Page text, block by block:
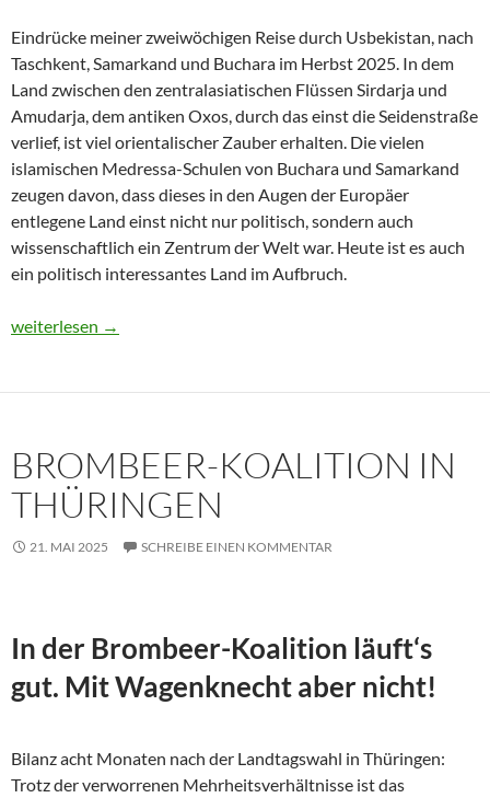
Eindrücke meiner zweiwöchigen Reise durch Usbekistan, nach
Taschkent, Samarkand und Buchara im Herbst 2025. In dem
Land zwischen den zentralasiatischen Flüssen Sirdarja und
Amudarja, dem antiken Oxos, durch das einst die Seidenstraße
verlief, ist viel orientalischer Zauber erhalten. Die vielen
islamischen Medressa-Schulen von Buchara und Samarkand
zeugen davon, dass dieses in den Augen der Europäer
entlegene Land einst nicht nur politisch, sondern auch
wissenschaftlich ein Zentrum der Welt war. Heute ist es auch
ein politisch interessantes Land im Aufbruch.
Usbekistan 2025: Unterwegs in einem Land im Aufbruch
weiterlesen →
BROMBEER-KOALITION IN
THÜRINGEN
21. MAI 2025 SCHREIBE EINEN KOMMENTAR
In der Brombeer-Koalition läuft‘s
gut. Mit Wagenknecht aber nicht!
Bilanz acht Monaten nach der Landtagswahl in Thüringen:
Trotz der verworrenen Mehrheitsverhältnisse ist das